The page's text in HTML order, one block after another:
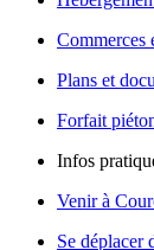
Commerces
Plans et
Forfait
Infos
Venir à
Se déplacer